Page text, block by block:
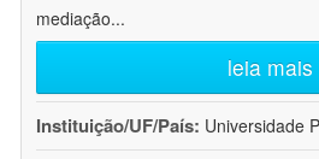
mediação...
leia mais
Instituição/UF/País: Universidade